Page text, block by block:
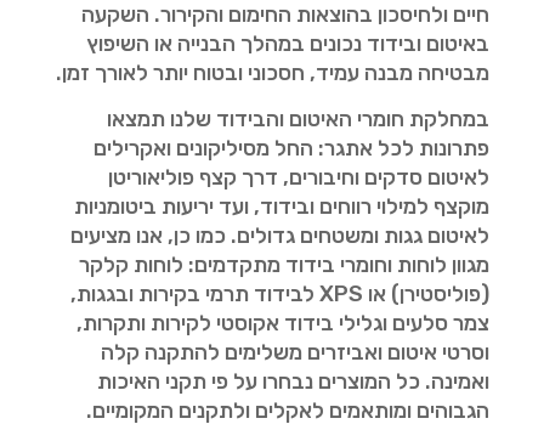
חיים ולחיסכון בהוצאות החימום והקירור. השקעה
באיטום ובידוד נכונים במהלך הבנייה או השיפוץ
מבטיחה מבנה עמיד, חסכוני ובטוח יותר לאורך זמן.
במחלקת חומרי האיטום והבידוד שלנו תמצאו
פתרונות לכל אתגר: החל מסיליקונים ואקרילים
לאיטום סדקים וחיבורים, דרך קצף פוליאוריטן
מוקצף למילוי רווחים ובידוד, ועד יריעות ביטומניות
לאיטום גגות ומשטחים גדולים. כמו כן, אנו מציעים
מגוון לוחות וחומרי בידוד מתקדמים: לוחות קלקר
(פוליסטירן) או XPS לבידוד תרמי בקירות ובגגות,
צמר סלעים וגלילי בידוד אקוסטי לקירות ותקרות,
וסרטי איטום ואביזרים משלימים להתקנה קלה
ואמינה. כל המוצרים נבחרו על פי תקני האיכות
הגבוהים ומותאמים לאקלים ולתקנים המקומיים.